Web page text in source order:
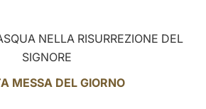
POLSKI
中文
NELLA RISURREZIONE DEL
SIGNORE
MESSA DEL GIORNO